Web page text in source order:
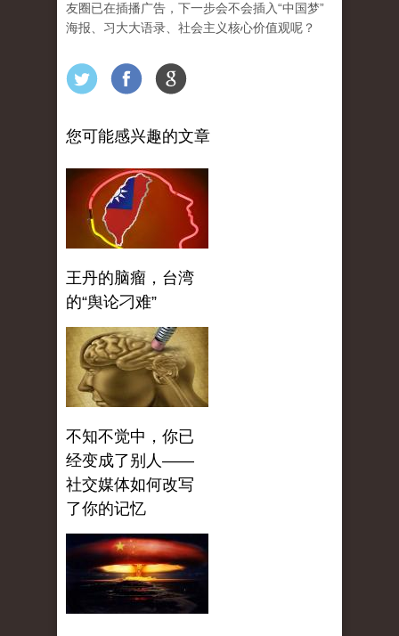
友圈已在插播广告，下一步会不会插入“中国梦”
海报、习大大语录、社会主义核心价值观呢？
您可能感兴趣的文章
王丹的脑瘤，台湾
的“舆论刁难”
不知不觉中，你已
经变成了别人——
社交媒体如何改写
了你的记忆